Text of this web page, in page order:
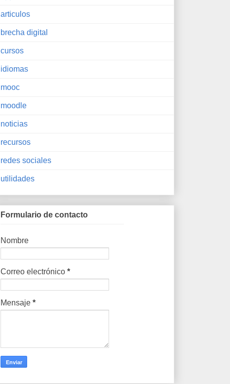
articulos
brecha digital
cursos
idiomas
mooc
moodle
noticias
recursos
redes sociales
utilidades
Formulario de contacto
Nombre
Correo electrónico *
Mensaje *